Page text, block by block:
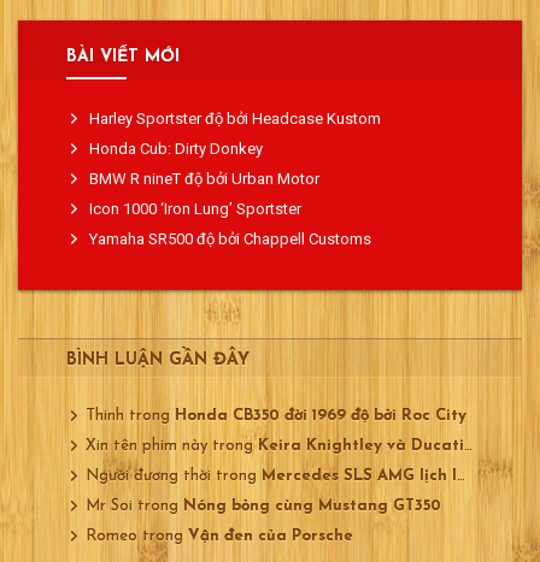
BÀI VIẾT MỚI
Harley Sportster độ bởi Headcase Kustom
Honda Cub: Dirty Donkey
BMW R nineT độ bởi Urban Motor
Icon 1000 ‘Iron Lung’ Sportster
Yamaha SR500 độ bởi Chappell Customs
BÌNH LUẬN GẦN ĐÂY
Thinh trong
Honda CB350 đời 1969 độ bởi Roc City
Xin tên phim này trong Keira Knightley và Ducati 750
Người đương thời trong Mercedes SLS AMG lịch lãm
Mr Soi trong Nóng bỏng cùng Mustang GT350
Romeo trong Vận đen của Porsche